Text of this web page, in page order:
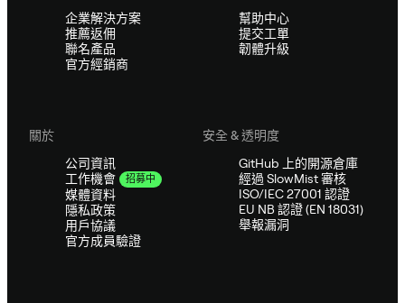
企業解決方案
推薦返佣
聯名產品
官方經銷商
幫助中心
提交工單
韌體升級
關於
公司資訊
工作機會
招募中
媒體資料
隱私政策
用戶協議
官方成員驗證
安全 & 透明度
GitHub 上的開源倉庫
經過 SlowMist 審核
ISO/IEC 27001 認證
EU NB 認證 (EN 18031)
舉報漏洞